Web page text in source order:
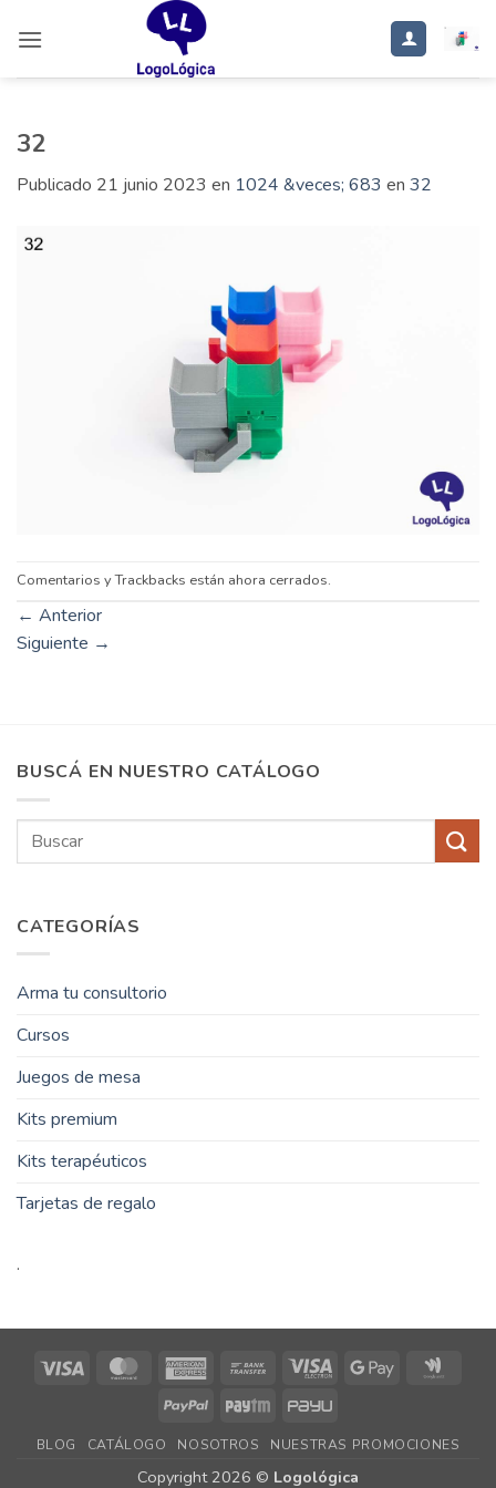
32
Publicado 21 junio 2023 en 1024 &veces; 683 en 32
Comentarios y Trackbacks están ahora cerrados.
← Anterior
Siguiente →
BUSCÁ EN NUESTRO CATÁLOGO
Buscar
CATEGORÍAS
Arma tu consultorio
Cursos
Juegos de mesa
Kits premium
Kits terapéuticos
Tarjetas de regalo
.
Visa MasterCardAmerican
Bank
Visa
Google
PayPal Paytm PayU
BLOG CATÁLOGO NOSOTROS NUESTRAS PROMOCIONES
Copyright 2026 © Logológica